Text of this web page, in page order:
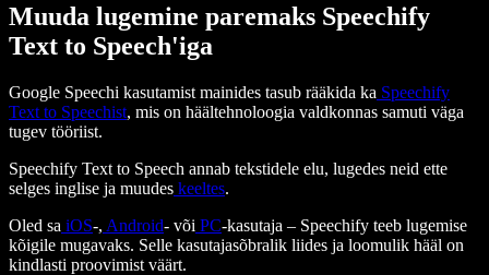
Muuda lugemine paremaks Speechify
Text to Speech'iga
Google Speechi kasutamist mainides tasub rääkida ka Speechify
Text to Speechist, mis on häältehnoloogia valdkonnas samuti väga
tugev tööriist.
Speechify Text to Speech annab tekstidele elu, lugedes neid ette
selges inglise ja muudes keeltes.
Oled sa iOS-, Android- või PC-kasutaja – Speechify teeb lugemise
kõigile mugavaks. Selle kasutajasõbralik liides ja loomulik hääl on
kindlasti proovimist väärt.